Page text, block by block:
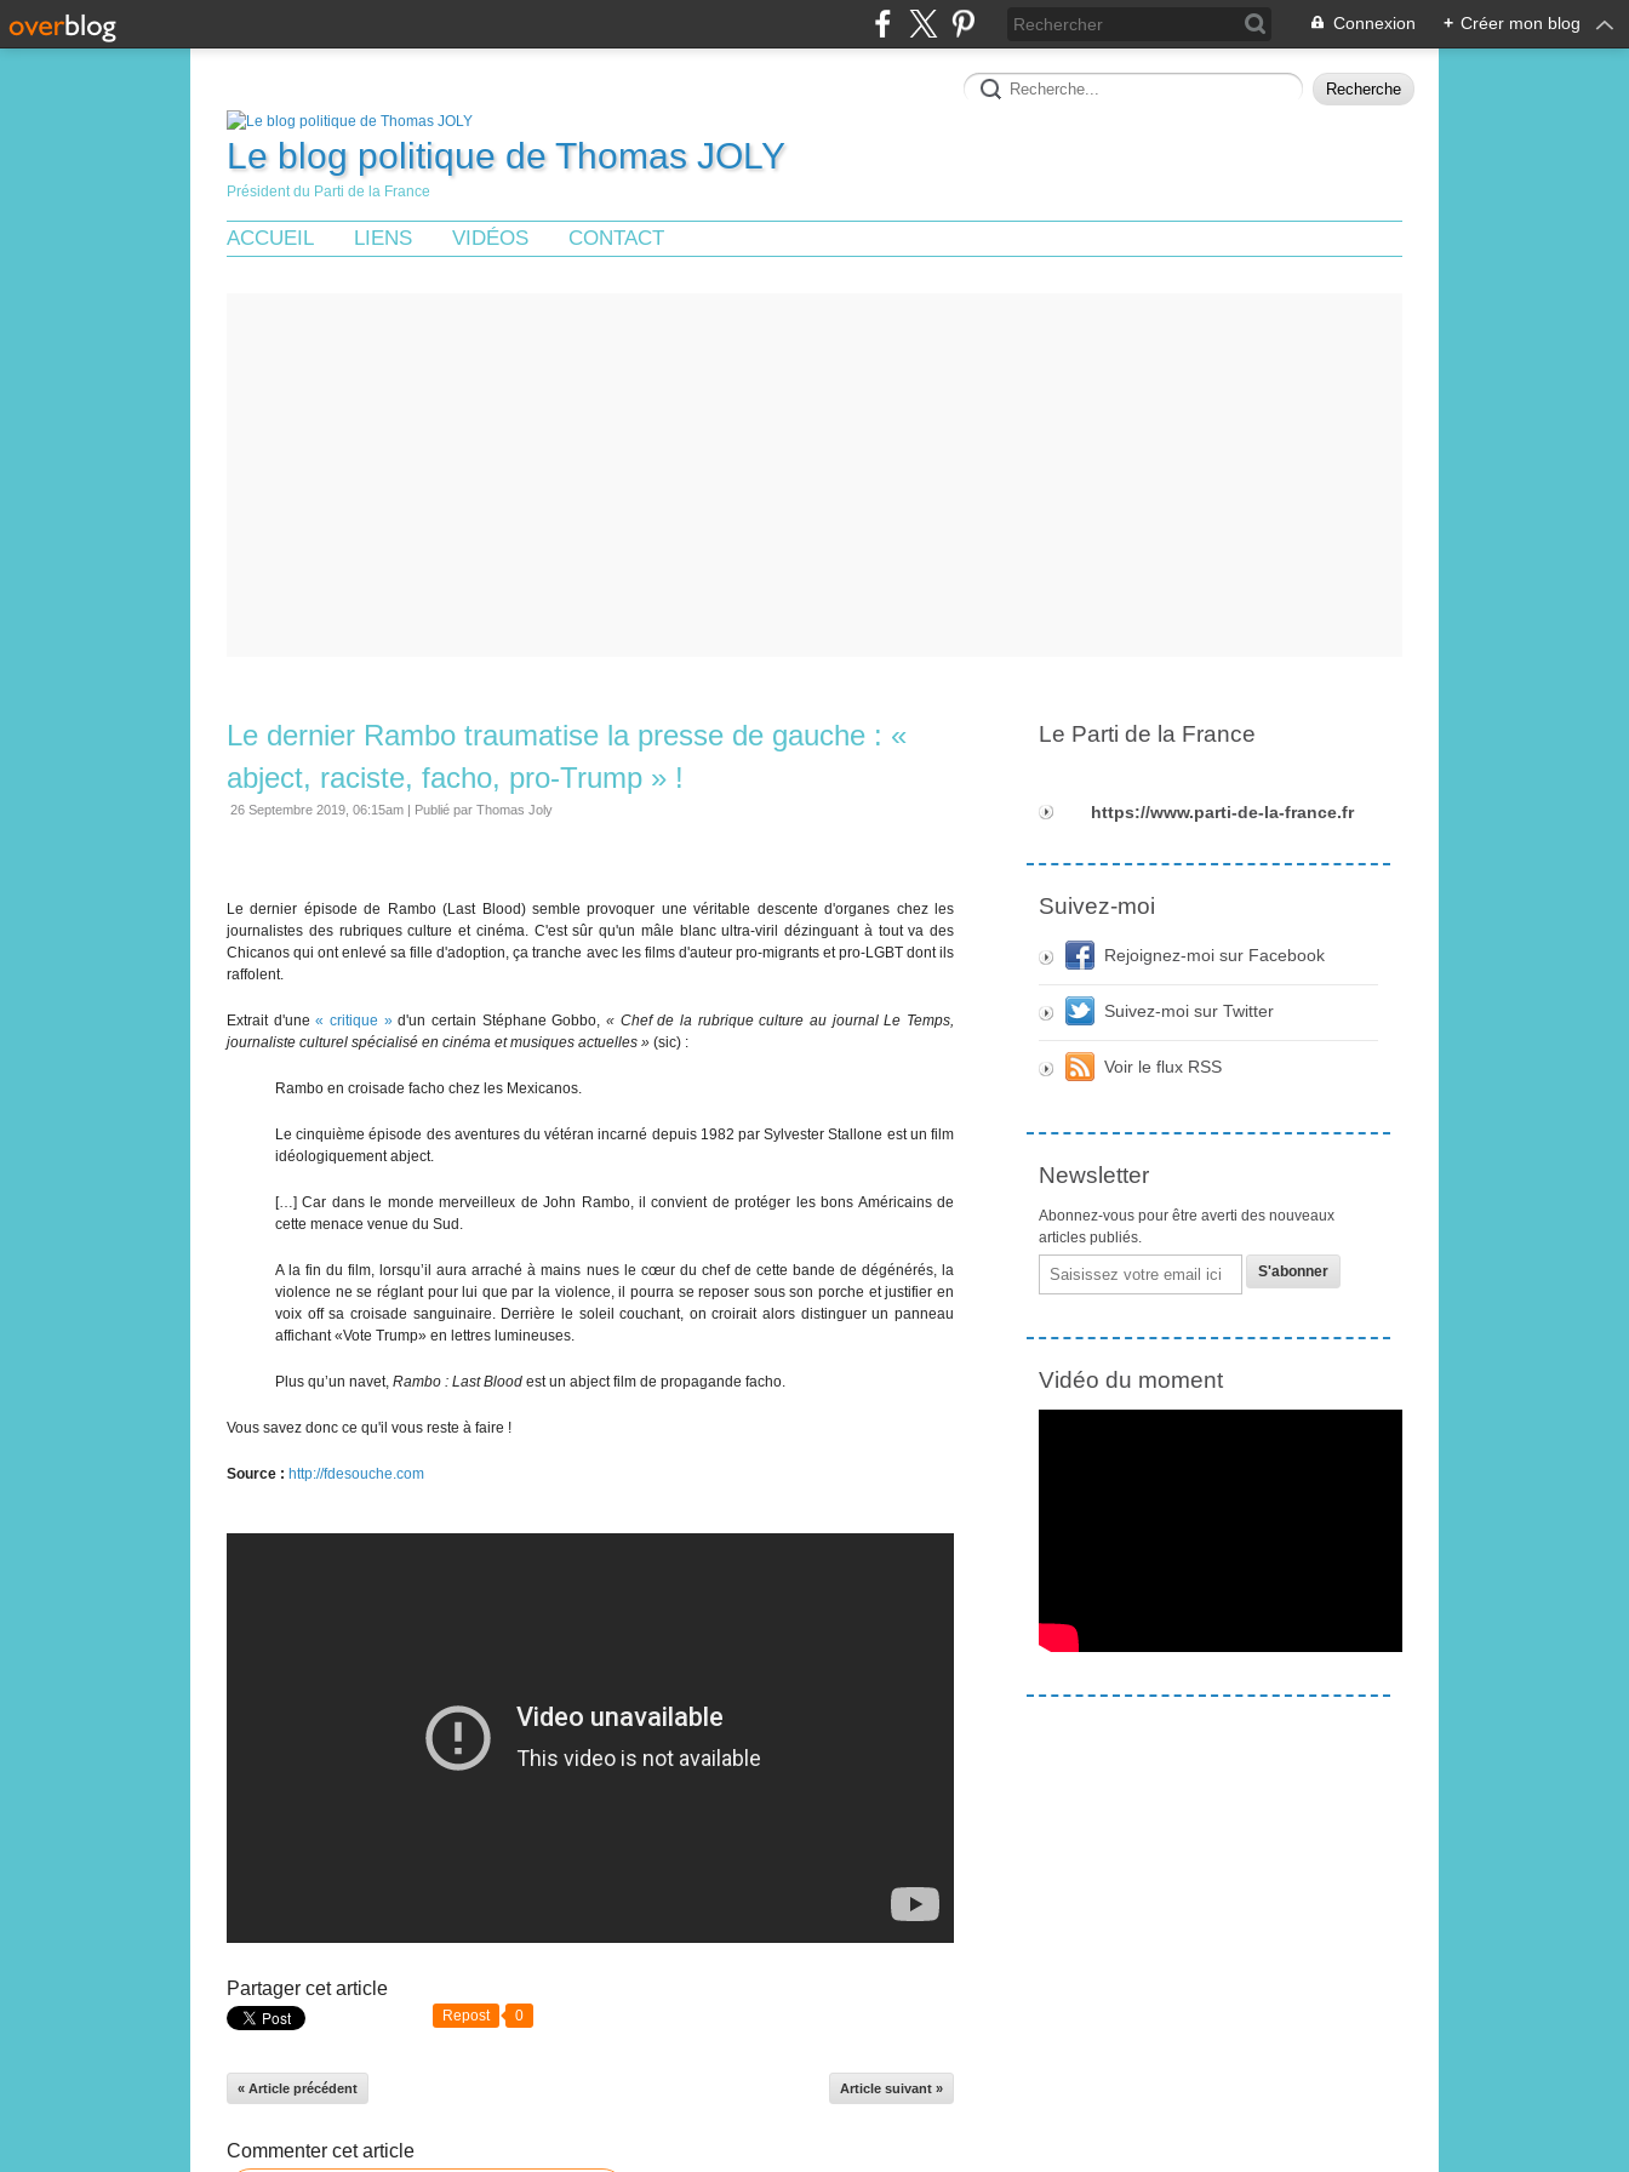
Connexion + Créer mon blog
Le blog politique de Thomas JOLY
Président du Parti de la France
ACCUEIL LIENS VIDÉOS CONTACT
Le dernier Rambo traumatise la presse de gauche : «
abject, raciste, facho, pro-Trump » !
26 Septembre 2019, 06:15am | Publié par Thomas Joly
Le dernier épisode de Rambo (Last Blood) semble provoquer une véritable descente d'organes chez les
journalistes des rubriques culture et cinéma. C'est sûr qu'un mâle blanc ultra-viril dézinguant à tout va des
Chicanos qui ont enlevé sa fille d'adoption, ça tranche avec les films d'auteur pro-migrants et pro-LGBT dont ils
raffolent.
Extrait d'une« critique »d'un certain Stéphane Gobbo,« Chef de la rubrique culture au journal Le Temps,
journaliste culturel spécialisé en cinéma et musiques actuelles » (sic) :
Rambo en croisade facho chez les Mexicanos.
Le cinquième épisode des aventures du vétéran incarné depuis 1982 par Sylvester Stallone est un film
idéologiquement abject.
[…] Car dans le monde merveilleux de John Rambo, il convient de protéger les bons Américains de
cette menace venue du Sud.
A la fin du film, lorsqu’il aura arraché à mains nues le cœur du chef de cette bande de dégénérés, la
violence ne se réglant pour lui que par la violence, il pourra se reposer sous son porche et justifier en
voix off sa croisade sanguinaire. Derrière le soleil couchant, on croirait alors distinguer un panneau
affichant «Vote Trump» en lettres lumineuses.
Plus qu’un navet, Rambo : Last Blood est un abject film de propagande facho.
Vous savez donc ce qu'il vous reste à faire !
Source : http://fdesouche.com
Partager cet article
Repost 0
« Article précédent Article suivant »
Commenter cet article
Le Parti de la France
https://www.parti-de-la-france.fr
Suivez-moi
Rejoignez-moi sur Facebook
Suivez-moi sur Twitter
Voir le flux RSS
Newsletter
Abonnez-vous pour être averti des nouveaux
articles publiés.
Email
Vidéo du moment